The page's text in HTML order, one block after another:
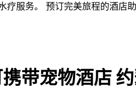
疗服务。 预订完美旅程的酒店
带宠物酒店